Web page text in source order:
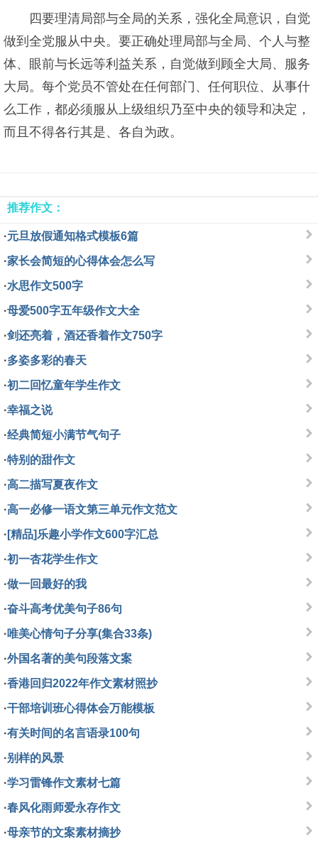
四要理清局部与全局的关系，强化全局意识，自觉
做到全党服从中央。要正确处理局部与全局、个人与整
体、眼前与长远等利益关系，自觉做到顾全大局、服务
大局。每个党员不管处在任何部门、任何职位、从事什
么工作，都必须服从上级组织乃至中央的领导和决定，
而且不得各行其是、各自为政。
推荐作文：
·元旦放假通知格式模板6篇
·家长会简短的心得体会怎么写
·水思作文500字
·母爱500字五年级作文大全
·剑还亮着，酒还香着作文750字
·多姿多彩的春天
·初二回忆童年学生作文
·幸福之说
·经典简短小满节气句子
·特别的甜作文
·高二描写夏夜作文
·高一必修一语文第三单元作文范文
· [精品]乐趣小学作文600字汇总
·初一杏花学生作文
·做一回最好的我
·奋斗高考优美句子86句
·唯美心情句子分享(集合33条)
·外国名著的美句段落文案
·香港回归2022年作文素材照抄
·干部培训班心得体会万能模板
·有关时间的名言语录100句
·别样的风景
·学习雷锋作文素材七篇
·春风化雨师爱永存作文
·母亲节的文案素材摘抄